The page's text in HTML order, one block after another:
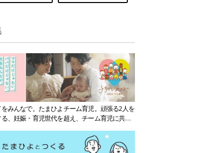
みんなで。たまひよチーム育児。頑張る2人を
、妊娠・育児世代を超え、チーム育児に共感